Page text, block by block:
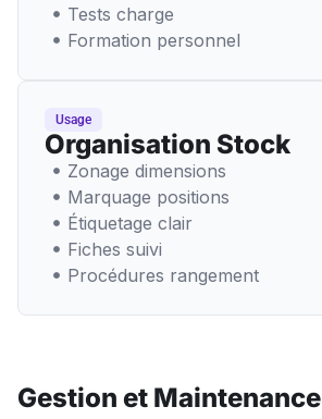
Tests charge
Formation personnel
Usage
Organisation Stock
Zonage dimensions
Marquage positions
Étiquetage clair
Fiches suivi
Procédures rangement
Gestion et Maintenance